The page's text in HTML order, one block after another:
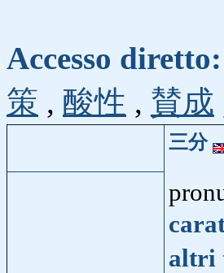
Accesso diretto:
策 , 酸性 , 賛成
三分
altri